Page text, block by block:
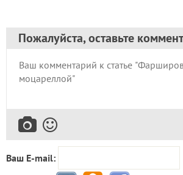
Пожалуйста, оставьте
Ваш E-mail: